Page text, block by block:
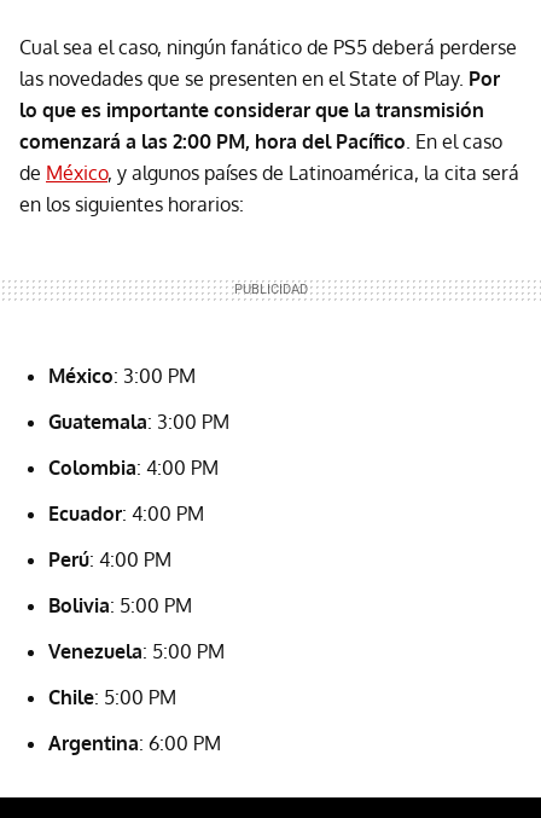
Cual sea el caso, ningún fanático de PS5 deberá perderse
las novedades que se presenten en el State of Play. Por
lo que es importante considerar que la transmisión
comenzará a las 2:00 PM, hora del Pacífico . En el caso
de México, y algunos países de Latinoamérica, la cita será
en los siguientes horarios:
México: 3:00 PM
Guatemala: 3:00 PM
Colombia: 4:00 PM
Ecuador: 4:00 PM
Perú: 4:00 PM
Bolivia: 5:00 PM
Venezuela: 5:00 PM
Chile: 5:00 PM
Argentina: 6:00 PM